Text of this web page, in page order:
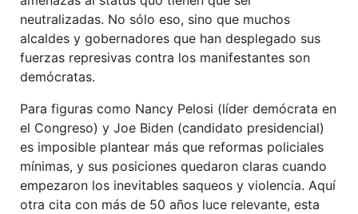
neutralizadas. No sólo eso, sino que muchos
alcaldes y gobernadores que han desplegado sus
fuerzas represivas contra los manifestantes son
demócratas.
Para figuras como Nancy Pelosi (líder demócrata en
el Congreso) y Joe Biden (candidato presidencial)
es imposible plantear más que reformas policiales
mínimas, y sus posiciones quedaron claras cuando
empezaron los inevitables saqueos y violencia. Aquí
otra cita con más de 50 años luce relevante, esta